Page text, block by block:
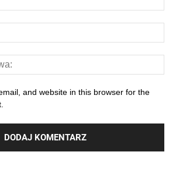
and website in this browser for the